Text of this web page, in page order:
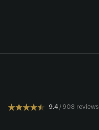
9.4 908 reviews